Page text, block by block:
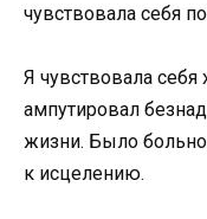
чувствовала себя
Я чувствовала себя
ампутировал
жизни. Было
к исцелению.